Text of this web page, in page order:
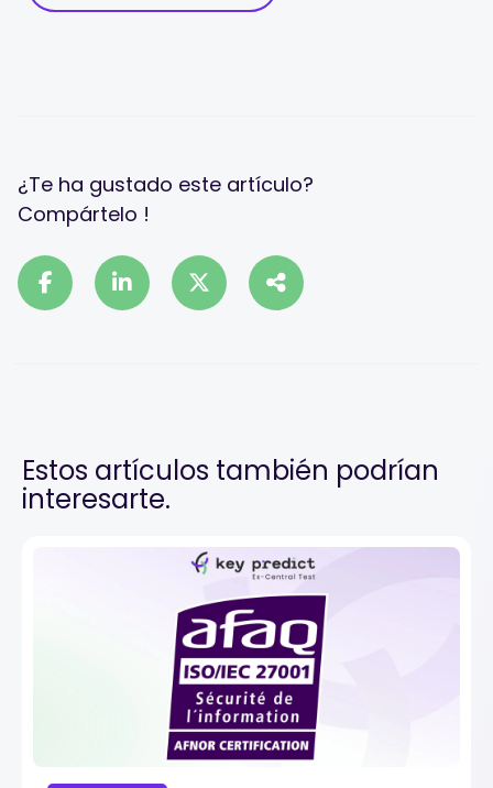
¿Te ha gustado este artículo?
Compártelo !
Estos artículos también podrían
interesarte.